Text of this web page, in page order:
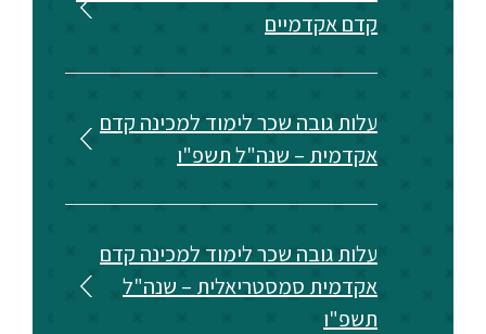
קדם אקדמיים
עלות גובה שכר לימוד למכינה קדם
אקדמית – שנה"ל תשפ"ו
עלות גובה שכר לימוד למכינה קדם
אקדמית סמסטריאלית – שנה"ל
תשפ"ו